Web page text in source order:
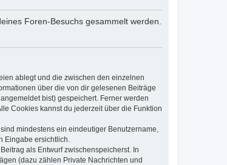
Foren-Besuchs gesammelt werden.
ablegt und die zwischen den einzelnen
über die von dir gelesenen Beiträge
bist) gespeichert. Ferner werden
Cookies kannst du jederzeit über die Funktion
mindestens ein eindeutiger Benutzername,
Eingabe ersichtlich.
als Entwurf zwischenspeicherst. In
(dazu zählen Private Nachrichten und